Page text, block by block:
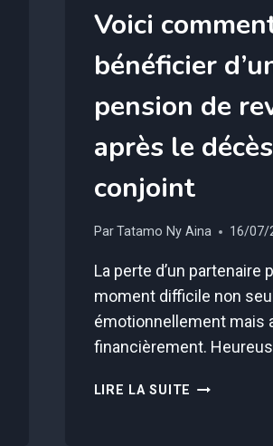
Voici
bénéficier
pension de
après le
conjoint
ParTatamo Ny Aina 16/07/
La perte d’un partenaire
moment difficile non
émotionnellement mais
financièrement.
LIRE LA SUITE VOICI